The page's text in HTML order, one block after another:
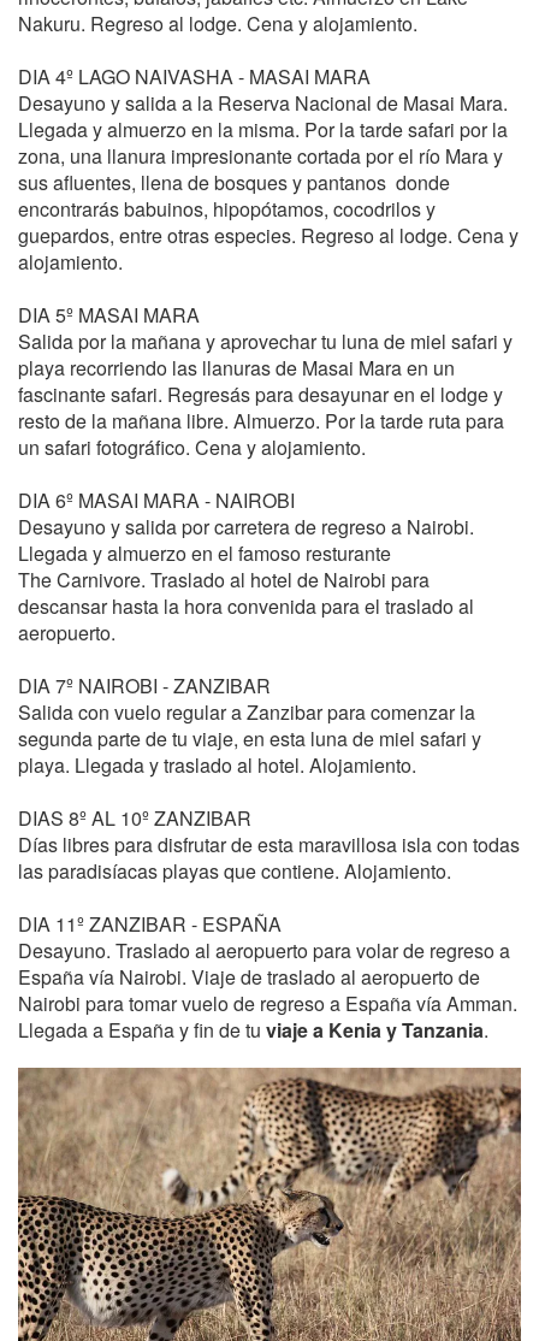
Nakuru. Regreso al lodge. Cena y alojamiento.
DIA 4º LAGO NAIVASHA - MASAI MARA
Desayuno y salida a la Reserva Nacional de Masai Mara.
Llegada y almuerzo en la misma. Por la tarde safari por la
zona, una llanura impresionante cortada por el río Mara y
sus afluentes, llena de bosques y pantanos donde
encontrarás babuinos, hipopótamos, cocodrilos y
guepardos, entre otras especies. Regreso al lodge. Cena y
alojamiento.
DIA 5º MASAI MARA
Salida por la mañana y aprovechar tu luna de miel safari y
playa recorriendo las llanuras de Masai Mara en un
fascinante safari. Regresás para desayunar en el lodge y
resto de la mañana libre. Almuerzo. Por la tarde ruta para
un safari fotográfico. Cena y alojamiento.
DIA 6º MASAI MARA - NAIROBI
Desayuno y salida por carretera de regreso a Nairobi.
Llegada y almuerzo en el famoso resturante
The Carnivore. Traslado al hotel de Nairobi para
descansar hasta la hora convenida para el traslado al
aeropuerto.
DIA 7º NAIROBI - ZANZIBAR
Salida con vuelo regular a Zanzibar para comenzar la
segunda parte de tu viaje, en esta luna de miel safari y
playa. Llegada y traslado al hotel. Alojamiento.
DIAS 8º AL 10º ZANZIBAR
Días libres para disfrutar de esta maravillosa isla con todas
las paradisíacas playas que contiene. Alojamiento.
DIA 11º ZANZIBAR - ESPAÑA
Desayuno. Traslado al aeropuerto para volar de regreso a
España vía Nairobi. Viaje de traslado al aeropuerto de
Nairobi para tomar vuelo de regreso a España vía Amman.
Llegada a España y fin de tu viaje a Kenia y Tanzania.